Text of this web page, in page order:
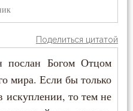
Поделиться цитатой
Богом Отцом
мира. Если бы только
искуплении, то тем не